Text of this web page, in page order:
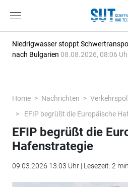
Niedrigwasser stoppt
nach Bulgarien 08.08.2026, 08:06
Home Nachrichten
EFIP begrüßt die Europäische
EFIP begrüßt die
Hafenstrategie
09.03.2026 13:03 Uhr | Lesezeit: 2 min